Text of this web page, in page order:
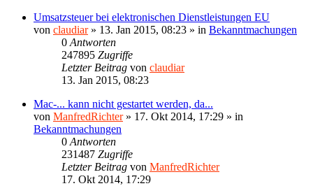
Umsatzsteuer bei elektronischen Dienstleistungen EU
von claudiar» 13. Jan 2015, 08:23 » in Bekanntmachungen
0 Antworten
247895 Zugriffe
Letzter Beitrag von claudiar
13. Jan 2015, 08:23
Mac-... kann nicht gestartet werden, da...
von ManfredRichter» 17. Okt 2014, 17:29 » in
Bekanntmachungen
0 Antworten
231487 Zugriffe
Letzter Beitrag von ManfredRichter
17. Okt 2014, 17:29